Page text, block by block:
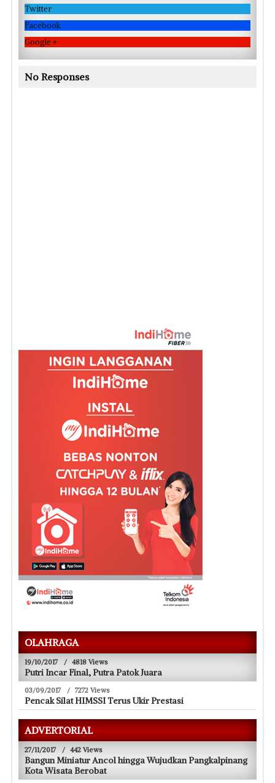
Twitter
Facebook
Google +
No Responses
OLAHRAGA
19/10/2017 / 4818 Views
Putri Incar Final, Putra Patok Juara
03/09/2017 / 7272 Views
Pencak Silat HIMSSI Terus Ukir Prestasi
ADVERTORIAL
27/11/2017 / 442 Views
Bangun Miniatur Ancol hingga Wujudkan Pangkalpinang
Kota Wisata Berobat